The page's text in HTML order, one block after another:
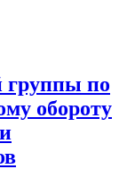
группы по
обороту